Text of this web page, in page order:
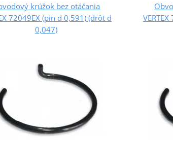
krúžok bez otáčania
72049EX (pin d 0,591) (drôt d
0,047)